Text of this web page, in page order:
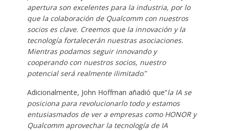
apertura son excelentes para la industria, por lo
que la colaboración de Qualcomm con nuestros
socios es clave. Creemos que la innovación y la
tecnología fortalecerán nuestras asociaciones.
Mientras podamos seguir innovando y
cooperando con nuestros socios, nuestro
potencial será realmente ilimitado.”
Adicionalmente, John Hoffman añadió que“la IA se
posiciona para revolucionarlo todo y estamos
entusiasmados de ver a empresas como HONOR y
Qualcomm aprovechar la tecnología de IA